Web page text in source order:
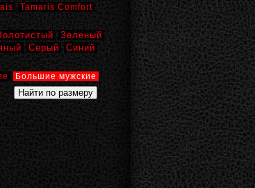
Tamaris Comfort
Зеленый
Серый
Синий
Большие мужские